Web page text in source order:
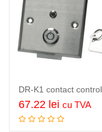
Adauga in cos
67.22 lei cu TVA